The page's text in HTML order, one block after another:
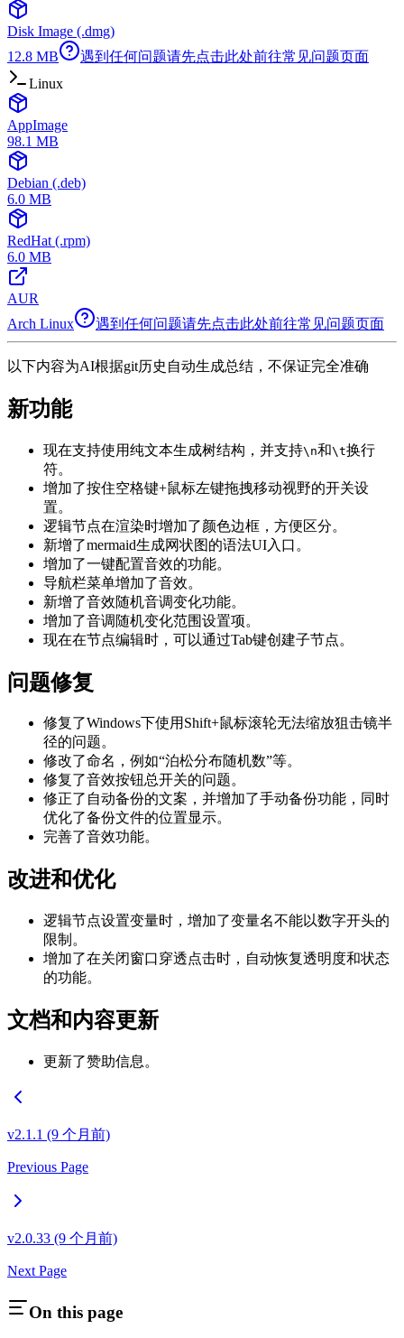
Disk Image (.dmg)
12.8 MB
遇到任何问题请先点击此处前往常见问题页面
Linux
AppImage
98.1 MB
Debian (.deb)
6.0 MB
RedHat (.rpm)
6.0 MB
AUR
Arch Linux
遇到任何问题请先点击此处前往常见问题页面
以下内容为AI根据git历史自动生成总结，不保证完全准确
新功能
现在支持使用纯文本生成树结构，并支持\n和\t换行
符。
增加了按住空格键+鼠标左键拖拽移动视野的开关设
置。
逻辑节点在渲染时增加了颜色边框，方便区分。
新增了mermaid生成网状图的语法UI入口。
增加了一键配置音效的功能。
导航栏菜单增加了音效。
新增了音效随机音调变化功能。
增加了音调随机变化范围设置项。
现在在节点编辑时，可以通过Tab键创建子节点。
问题修复
修复了Windows下使用Shift+鼠标滚轮无法缩放狙击镜半
径的问题。
修改了命名，例如“泊松分布随机数”等。
修复了音效按钮总开关的问题。
修正了自动备份的文案，并增加了手动备份功能，同时
优化了备份文件的位置显示。
完善了音效功能。
改进和优化
逻辑节点设置变量时，增加了变量名不能以数字开头的
限制。
增加了在关闭窗口穿透点击时，自动恢复透明度和状态
的功能。
文档和内容更新
更新了赞助信息。
v2.1.1 (9 个月前)
Previous Page
v2.0.33 (9 个月前)
Next Page
On this page